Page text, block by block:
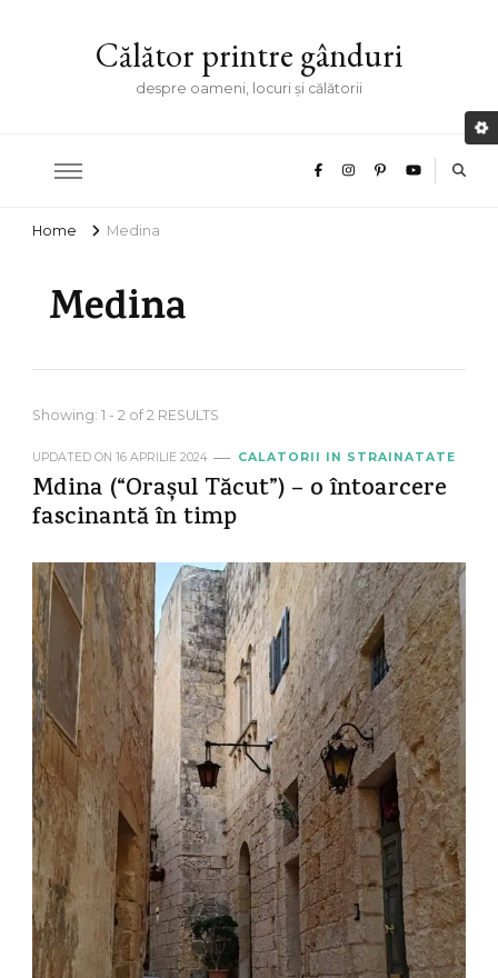
Călător printre gânduri
despre oameni, locuri și călătorii
Home Medina
Medina
Showing: 1 - 2 of 2 RESULTS
UPDATED ON 16 APRILIE 2024 CALATORII IN STRAINATATE
Mdina (“Orașul Tăcut”) – o întoarcere
fascinantă în timp